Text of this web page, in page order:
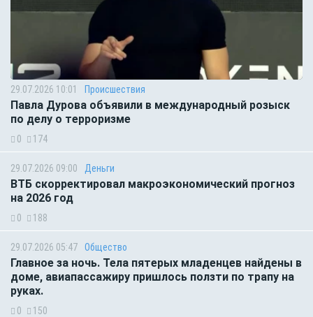
29.07.2026 10:01 Происшествия
Павла Дурова объявили в международный розыск
по делу о терроризме
0 174
29.07.2026 09:00 Деньги
ВТБ скорректировал макроэкономический прогноз
на 2026 год
0 188
29.07.2026 05:47 Общество
Главное за ночь. Тела пятерых младенцев найдены в
доме, авиапассажиру пришлось ползти по трапу на
руках.
0 150